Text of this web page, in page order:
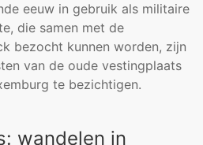
eeuw in gebruik als militaire
die samen met de
bezocht kunnen worden, zijn
van de oude vestingplaats
te bezichtigen.
wandelen in